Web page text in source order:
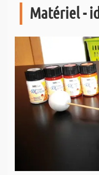
Matériel -